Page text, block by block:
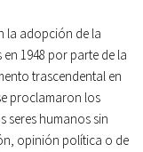
la adopción de la
1948 por parte de la
trascendental en
proclamaron los
seres humanos sin
opinión política o de